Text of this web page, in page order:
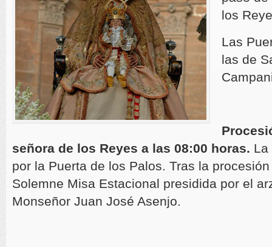
los
Las
las de
señora de los Reyes a las 08:00 horas. La
por la Puerta de los Palos. Tras la
Solemne Misa Estacional presidida por el
Monseñor Juan José Asenjo.